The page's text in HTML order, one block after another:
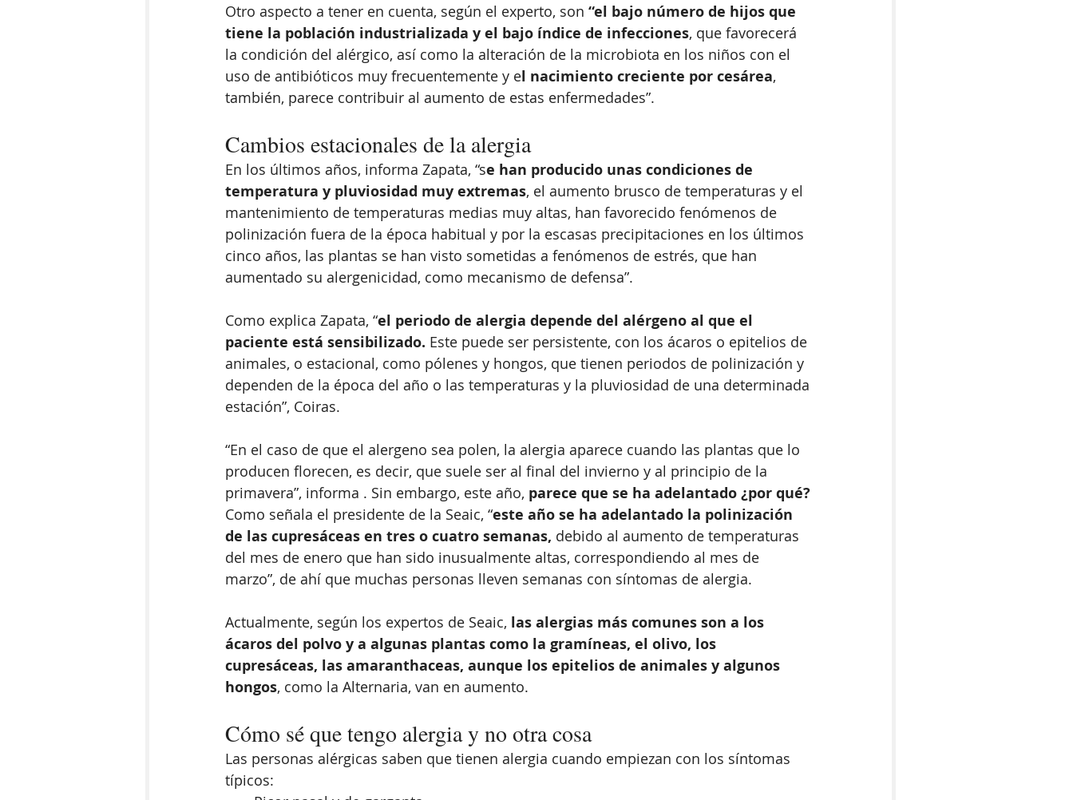
Otro aspecto a tener en cuenta, según el experto, son “el bajo número de hijos que
tiene la población industrializada y el bajo índice de infecciones, que favorecerá
la condición del alérgico, así como la alteración de la microbiota en los niños con el
uso de antibióticos muy frecuentemente y el nacimiento creciente por cesárea,
también, parece contribuir al aumento de estas enfermedades”.
Cambios estacionales de la alergia
En los últimos años, informa Zapata, “se han producido unas condiciones de
temperatura y pluviosidad muy extremas, el aumento brusco de temperaturas y el
mantenimiento de temperaturas medias muy altas, han favorecido fenómenos de
polinización fuera de la época habitual y por la escasas precipitaciones en los últimos
cinco años, las plantas se han visto sometidas a fenómenos de estrés, que han
aumentado su alergenicidad, como mecanismo de defensa”.
Como explica Zapata, “el periodo de alergia depende del alérgeno al que el
paciente está sensibilizado. Este puede ser persistente, con los ácaros o epitelios de
animales, o estacional, como pólenes y hongos, que tienen periodos de polinización y
dependen de la época del año o las temperaturas y la pluviosidad de una determinada
estación”, Coiras.
“En el caso de que el alergeno sea polen, la alergia aparece cuando las plantas que lo
producen florecen, es decir, que suele ser al final del invierno y al principio de la
primavera”, informa . Sin embargo, este año, parece que se ha adelantado ¿por qué?
Como señala el presidente de la Seaic, “este año se ha adelantado la polinización
de las cupresáceas en tres o cuatro semanas, debido al aumento de temperaturas
del mes de enero que han sido inusualmente altas, correspondiendo al mes de
marzo”, de ahí que muchas personas lleven semanas con síntomas de alergia.
Actualmente, según los expertos de Seaic, las alergias más comunes son a los
ácaros del polvo y a algunas plantas como la gramíneas, el olivo, los
cupresáceas, las amaranthaceas, aunque los epitelios de animales y algunos
hongos, como la Alternaria, van en aumento.
Cómo sé que tengo alergia y no otra cosa
Las personas alérgicas saben que tienen alergia cuando empiezan con los síntomas
típicos: